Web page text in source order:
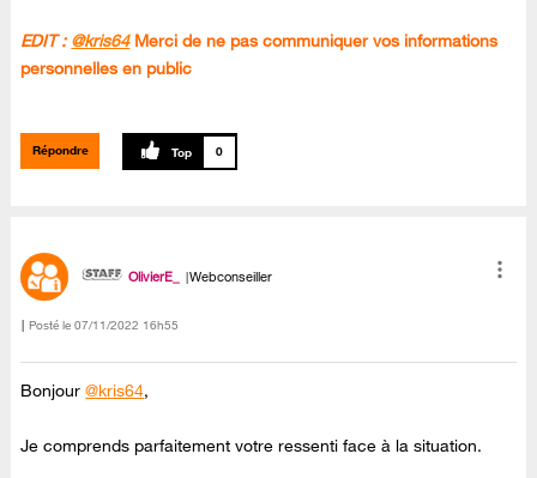
EDIT : @kris64 Merci de ne pas communiquer vos informations
personnelles en public
Répondre 0
OlivierE_ Webconseiller
Posté le ‎07/11/2022 16h55
Bonjour@kris64,
Je comprends parfaitement votre ressenti face à la situation.